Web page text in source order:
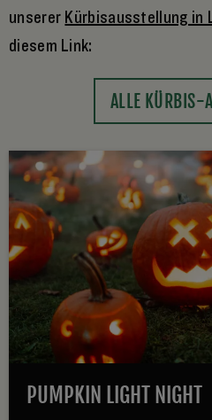
unserer Kürbisausstellung in
diesem Link:
ALLE KÜRBIS-
PUMPKIN LIGHT NIGHT